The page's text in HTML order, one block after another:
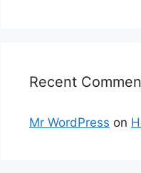
Recent
Mr WordPress on